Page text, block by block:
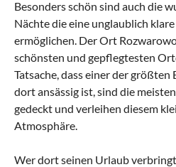
Besonders schön sind auch die
Nächte die eine unglaublich
ermöglichen. Der Ort
schönsten und gepflegtesten
Tatsache, dass einer der größten
dort ansässig ist, sind die
gedeckt und verleihen diesem
Atmosphäre.
Wer dort seinen Urlaub